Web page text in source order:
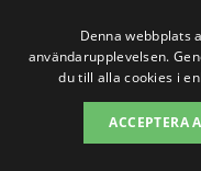
jämföra priser
pris.se gör vi
professionella
med din
Denna webbplats
användarupplevelsen.
du till alla cookies i
ACCEPTERA